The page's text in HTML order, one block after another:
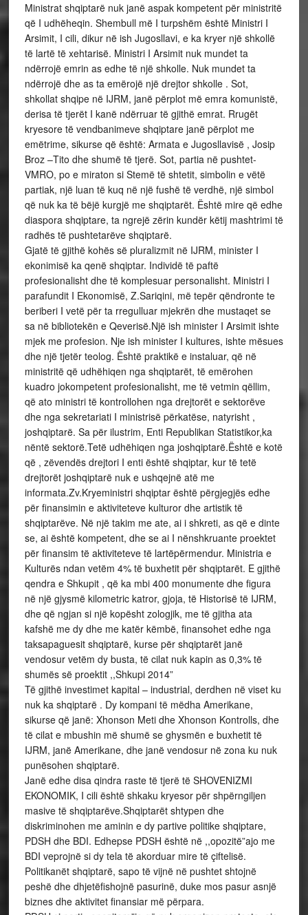
Ministrat shqiptarë nuk janë aspak kompetent për ministritë
që I udhëheqin. Shembull më I turpshëm është Ministri I
Arsimit, I cili, dikur në ish Jugosllavi, e ka kryer një shkollë
të lartë të xehtarisë. Ministri I Arsimit nuk mundet ta
ndërrojë emrin as edhe të një shkolle. Nuk mundet ta
ndërrojë dhe as ta emërojë një drejtor shkolle . Sot,
shkollat shqipe në IJRM, janë përplot më emra komunistë,
derisa të tjerët I kanë ndërruar të gjithë emrat. Rrugët
kryesore të vendbanimeve shqiptare janë përplot me
emëtrime, sikurse që është: Armata e Jugosllavisë , Josip
Broz –Tito dhe shumë të tjerë. Sot, partia në pushtet-
VMRO, po e miraton si Stemë të shtetit, simbolin e vëtë
partiak, një luan të kuq në një fushë të verdhë, një simbol
që nuk ka të bëjë kurgjë me shqiptarët. Është mire që edhe
diaspora shqiptare, ta ngrejë zërin kundër këtij mashtrimi të
radhës të pushtetarëve shqiptarë.
Gjatë të gjithë kohës së pluralizmit në IJRM, minister I
ekonimisë ka qenë shqiptar. Individë të paftë
profesionalisht dhe të komplesuar personalisht. Ministri I
parafundit I Ekonomisë, Z.Sariqini, më tepër qëndronte te
beriberi I vetë për ta rregulluar mjekrën dhe mustaqet se
sa në bibliotekën e Qeverisë.Një ish minister I Arsimit ishte
mjek me profesion. Nje ish minister I kultures, ishte mësues
dhe një tjetër teolog. Është praktikë e instaluar, që në
ministritë që udhëhiqen nga shqiptarët, të emërohen
kuadro jokompetent profesionalisht, me të vetmin qëllim,
që ato ministri të kontrollohen nga drejtorët e sektorëve
dhe nga sekretariati I ministrisë përkatëse, natyrisht ,
joshqiptarë. Sa për ilustrim, Enti Republikan Statistikor,ka
nëntë sektorë.Tetë udhëhiqen nga joshqiptarë.Është e kotë
që , zëvendës drejtori I enti është shqiptar, kur të tetë
drejtorët joshqiptarë nuk e ushqejnë atë me
informata.Zv.Kryeministri shqiptar është përgjegjës edhe
për finansimin e aktiviteteve kulturor dhe artistik të
shqiptarëve. Në një takim me ate, ai i shkreti, as që e dinte
se, ai është kompetent, dhe se ai I nënshkruante proektet
për finansim të aktiviteteve të lartëpërmendur. Ministria e
Kulturës ndan vetëm 4% të buxhetit për shqiptarët. E gjithë
qendra e Shkupit , që ka mbi 400 monumente dhe figura
në një gjysmë kilometric katror, gjoja, të Historisë të IJRM,
dhe që ngjan si një kopësht zologjik, me të gjitha ata
kafshë me dy dhe me katër këmbë, finansohet edhe nga
taksapaguesit shqiptarë, kurse për shqiptarët janë
vendosur vetëm dy busta, të cilat nuk kapin as 0,3% të
shumës së proektit ,,Shkupi 2014”
Të gjithë investimet kapital – industrial, derdhen në viset ku
nuk ka shqiptarë . Dy kompani të mëdha Amerikane,
sikurse që janë: Xhonson Meti dhe Xhonson Kontrolls, dhe
të cilat e mbushin më shumë se ghysmën e buxhetit të
IJRM, janë Amerikane, dhe janë vendosur në zona ku nuk
punësohen shqiptarë.
Janë edhe disa qindra raste të tjerë të SHOVENIZMI
EKONOMIK, I cili është shkaku kryesor për shpërngiljen
masive të shqiptarëve.Shqiptarët shtypen dhe
diskriminohen me aminin e dy partive politike shqiptare,
PDSH dhe BDI. Edhepse PDSH është në ,,opozitë”ajo me
BDI veprojnë si dy tela të akorduar mire të çiftelisë.
Politikanët shqiptarë, sapo të vijnë në pushtet shtojnë
peshë dhe dhjetëfishojnë pasurinë, duke mos pasur asnjë
biznes dhe aktivitet finansiar më përpara.